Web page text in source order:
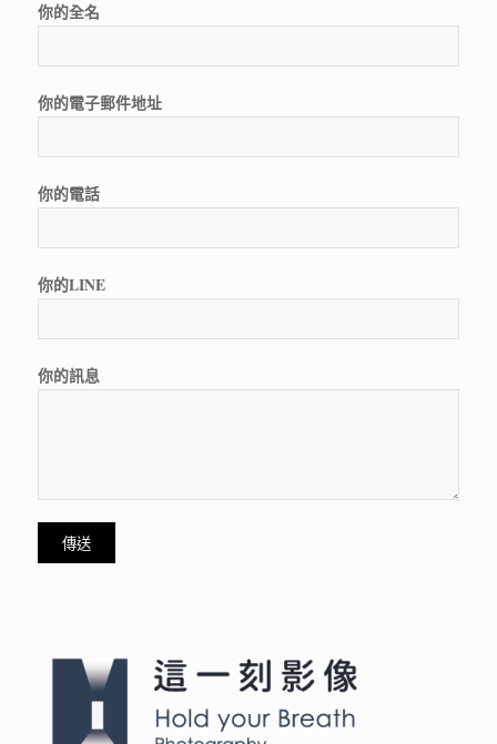
你的全名
你的電子郵件地址
你的電話
你的LINE
你的訊息